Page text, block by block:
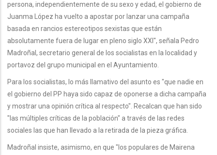
persona, independientemente de su sexo y edad, el gobierno de
Juanma López ha vuelto a apostar por lanzar una campaña
basada en rancios estereotipos sexistas que están
absolutamente fuera de lugar en pleno siglo XXI", señala Pedro
Madroñal, secretario general de los socialistas en la localidad y
portavoz del grupo municipal en el Ayuntamiento.
Para los socialistas, lo más llamativo del asunto es "que nadie en
el gobierno del PP haya sido capaz de oponerse a dicha campaña
y mostrar una opinión crítica al respecto". Recalcan que han sido
"las múltiples críticas de la población" a través de las redes
sociales las que han llevado a la retirada de la pieza gráfica.
Madroñal insiste, asimismo, en que "los populares de Mairena